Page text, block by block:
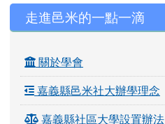
左邊區域內容
走進邑米的一點一滴
關於學會
嘉義縣邑米社大辦學理念
嘉義縣社區大學設置辦法